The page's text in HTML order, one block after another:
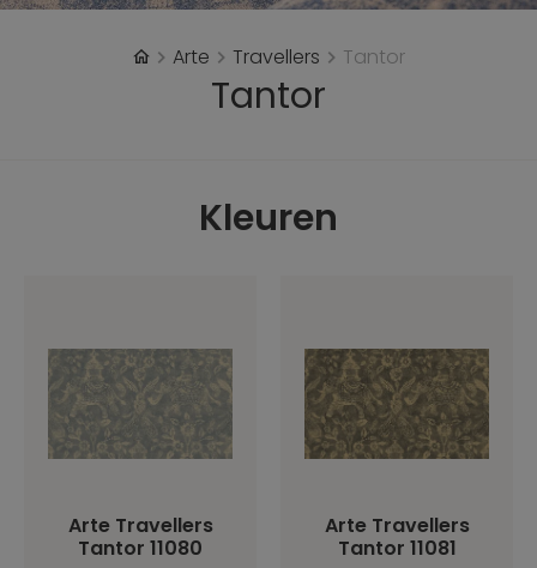
Arte Travellers Tantor
Tantor
Kleuren
Arte Travellers
Tantor 11080
Arte Travellers
Tantor 11081